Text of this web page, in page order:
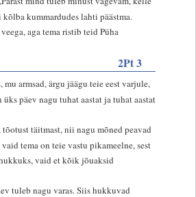
kummardudes lahti päästma.
aga tema ristib teid Püha
2Pt 3
mu armsad, ärgu jäägu teie eest varjule,
üks päev nagu tuhat aastat ja tuhat aastat
täitmast, nii nagu mõned peavad
tema on teie vastu pikameelne, sest
vaid et kõik jõuaksid
tuleb nagu varas. Siis hukkuvad